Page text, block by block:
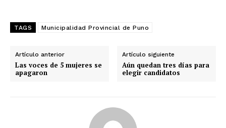
TAGS Municipalidad Provincial de Puno
Artículo anterior
Las voces de 5 mujeres se
apagaron
Artículo siguiente
Aún quedan tres días para
elegir candidatos